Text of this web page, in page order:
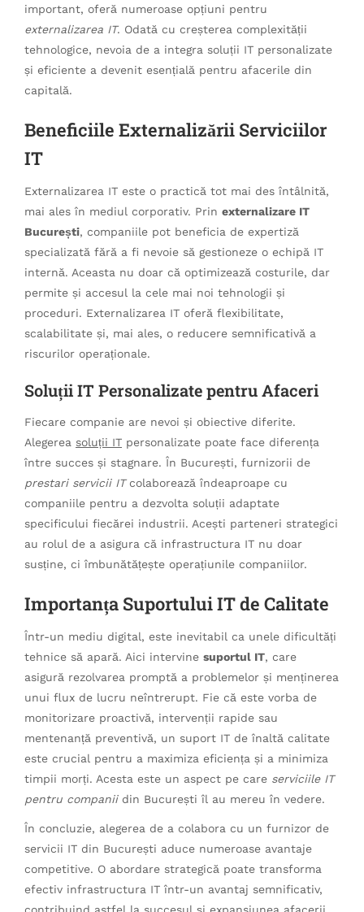
important, oferă numeroase opțiuni pentru
externalizarea IT. Odată cu creșterea complexității
tehnologice, nevoia de a integra soluții IT personalizate
și eficiente a devenit esențială pentru afacerile din
capitală.
Beneficiile Externalizării Serviciilor
IT
Externalizarea IT este o practică tot mai des întâlnită,
mai ales în mediul corporativ. Prin externalizare IT
București, companiile pot beneficia de expertiză
specializată fără a fi nevoie să gestioneze o echipă IT
internă. Aceasta nu doar că optimizează costurile, dar
permite și accesul la cele mai noi tehnologii și
proceduri. Externalizarea IT oferă flexibilitate,
scalabilitate și, mai ales, o reducere semnificativă a
riscurilor operaționale.
Soluții IT Personalizate pentru Afaceri
Fiecare companie are nevoi și obiective diferite.
Alegerea soluții IT personalizate poate face diferența
între succes și stagnare. În București, furnizorii de
prestari servicii ITcolaborează îndeaproape cu
companiile pentru a dezvolta soluții adaptate
specificului fiecărei industrii. Acești parteneri strategici
au rolul de a asigura că infrastructura IT nu doar
susține, ci îmbunătățește operațiunile companiilor.
Importanța Suportului IT de Calitate
Într-un mediu digital, este inevitabil ca unele dificultăți
tehnice să apară. Aici intervine suportul IT, care
asigură rezolvarea promptă a problemelor și menținerea
unui flux de lucru neîntrerupt. Fie că este vorba de
monitorizare proactivă, intervenții rapide sau
mentenanță preventivă, un suport IT de înaltă calitate
este crucial pentru a maximiza eficiența și a minimiza
timpii morți. Acesta este un aspect pe care serviciile IT
pentru companiidin București îl au mereu în vedere.
În concluzie, alegerea de a colabora cu un furnizor de
servicii IT din București aduce numeroase avantaje
competitive. O abordare strategică poate transforma
efectiv infrastructura IT într-un avantaj semnificativ,